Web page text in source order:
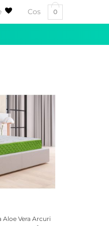
Cos 0
Aloe Vera Arcuri